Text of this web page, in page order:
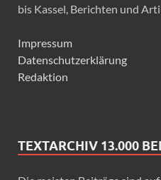
bis Kassel, Berichten und
Impressum
Datenschutzerklärung
Redaktion
TEXTARCHIV 13.000